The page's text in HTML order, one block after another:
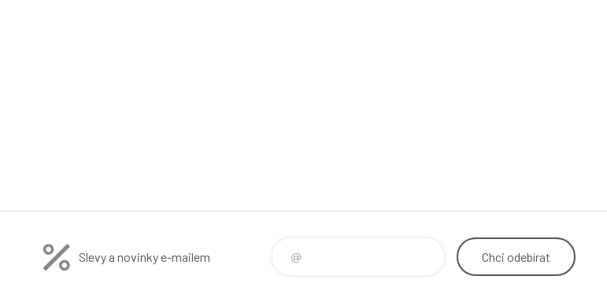
Slevy a novinky e-mailem Chci odebírat